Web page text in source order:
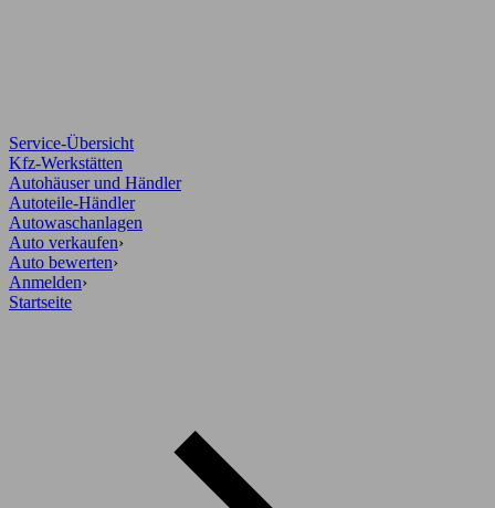
Service-Übersicht
Kfz-Werkstätten
Autohäuser und Händler
Autoteile-Händler
Autowaschanlagen
Auto verkaufen›
Auto bewerten›
Anmelden›
Startseite